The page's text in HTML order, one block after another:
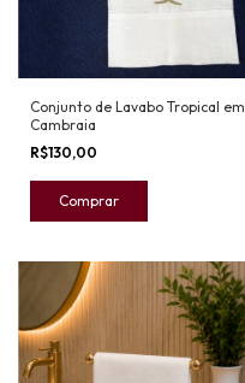
Conjunto de Lavabo Tropical em
Cambraia
R$130,00